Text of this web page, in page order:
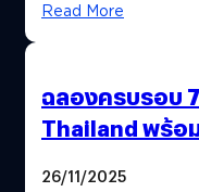
Read More
ฉลองครบรอบ
Thailand พร้อ
26/11/2025